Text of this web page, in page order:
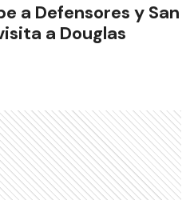
a Defensores y San
a Douglas